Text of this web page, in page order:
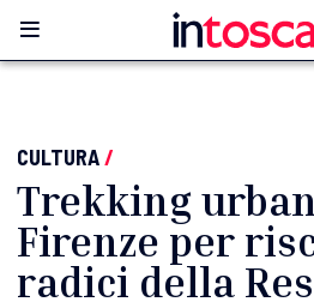
CULTURA/
Trekking
Firenze per
radici della